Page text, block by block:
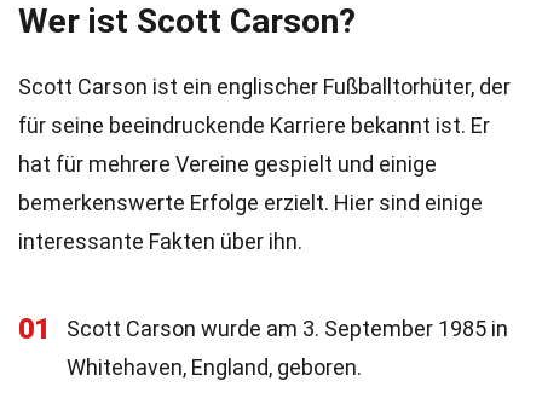
Wer ist Scott Carson?
Scott Carson ist ein englischer Fußballtorhüter, der
für seine beeindruckende Karriere bekannt ist. Er
hat für mehrere Vereine gespielt und einige
bemerkenswerte Erfolge erzielt. Hier sind einige
interessante Fakten über ihn.
01
Scott Carson wurde am 3. September 1985 in
Whitehaven, England, geboren.